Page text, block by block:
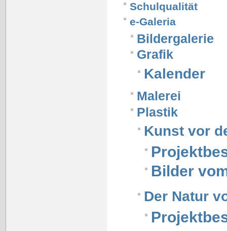
Schulqualität
e-Galeria
Bildergalerie
Grafik
Kalender
Malerei
Plastik
Kunst vor
Bilder
Der Natur